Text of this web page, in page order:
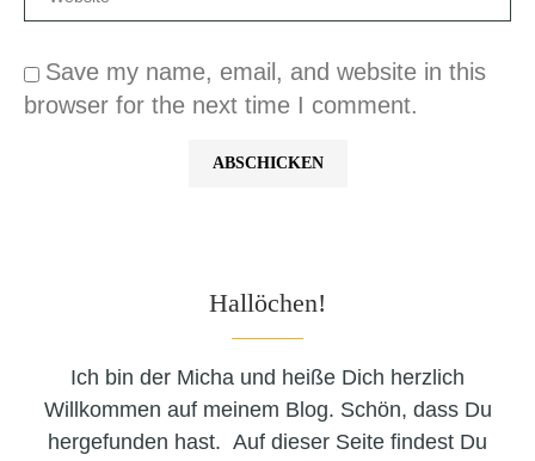
Save my name, email, and website in this
browser for the next time I comment.
Hallöchen!
Ich bin der Micha und heiße Dich herzlich
Willkommen auf meinem Blog. Schön, dass Du
hergefunden hast. Auf dieser Seite findest Du